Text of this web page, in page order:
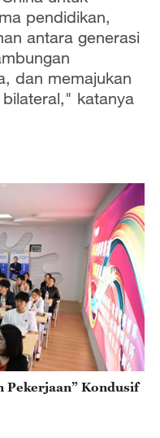
pendidikan,
antara generasi
dan memajukan
katanya
Kondusif